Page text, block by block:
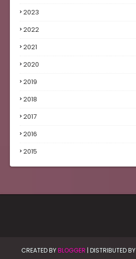
2023
2022
2021
2020
2019
2018
2017
2016
2015
CREATED BYBLOGGER | DISTRIBUTED BY